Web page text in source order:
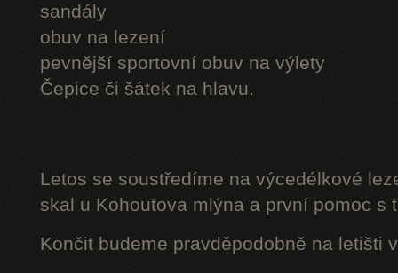
sandály
obuv na lezení
pevnější sportovní obuv na výlety
Čepice či šátek na hlavu.
Letos se soustředíme na výcedélkové
skal u Kohoutova mlýna a první pomoc s
Končit budeme pravděpodobně na letišti